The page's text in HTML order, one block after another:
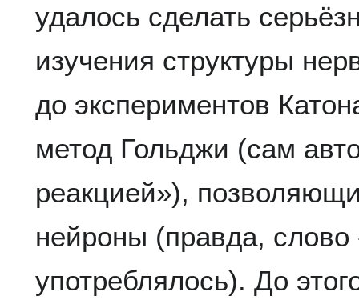
удалось сделать
изучения структуры
до экспериментов
метод Гольджи (сам
реакцией»),
нейроны (правда, слово
употреблялось). До